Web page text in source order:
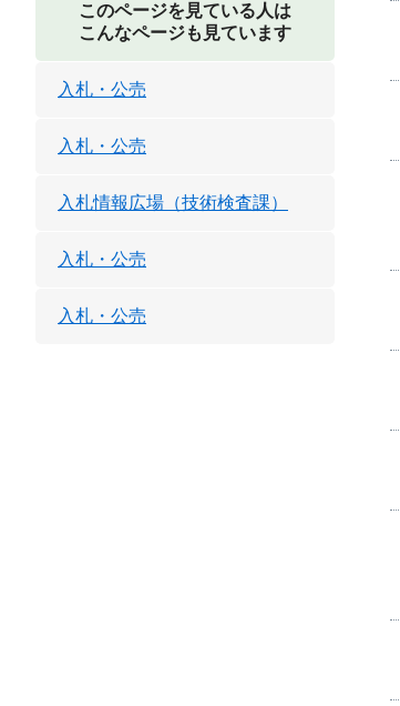
このページを見ている人は
こんなページも見ています
入札・公売
入札・公売
入札情報広場（技術検査課）
入札・公売
入札・公売